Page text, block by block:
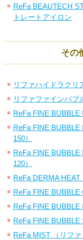
ReFa BEAUTECH
トレートアイロン
その
リファハイドラクリ
リファファインバブ
ReFa FINE BUBBLE
ReFa FINE
150）
ReFa FINE
120）
ReFa DERMA HEAT
ReFa FINE BUBBLE
ReFa FINE BUBBLE
ReFa FINE BUBBLE
ReFa MIST （リファ